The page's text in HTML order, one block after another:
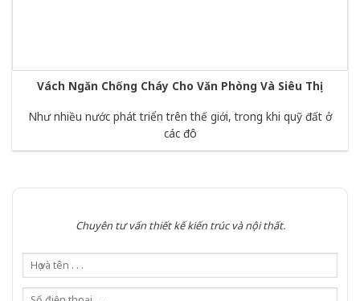
Vách Ngăn Chống Cháy Cho Văn Phòng Và Siêu Thị
Như nhiều nước phát triển trên thế giới, trong khi quỹ đất ở
các đô
Chuyên tư vấn thiết kế kiến trúc và nội thất.